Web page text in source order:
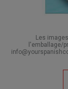
Les
l'emballage/